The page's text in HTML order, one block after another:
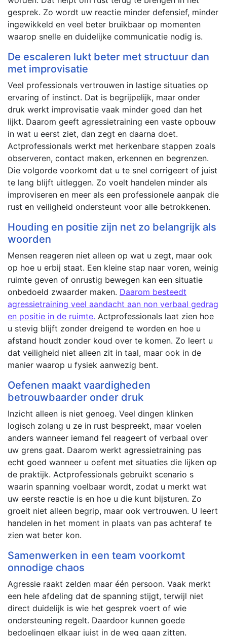
gesprek. Zo wordt uw reactie minder defensief, minder
ingewikkeld en veel beter bruikbaar op momenten
waarop snelle en duidelijke communicatie nodig is.
De escaleren lukt beter met structuur dan
met improvisatie
Veel professionals vertrouwen in lastige situaties op
ervaring of instinct. Dat is begrijpelijk, maar onder
druk werkt improvisatie vaak minder goed dan het
lijkt. Daarom geeft agressietraining een vaste opbouw
in wat u eerst ziet, dan zegt en daarna doet.
Actprofessionals werkt met herkenbare stappen zoals
observeren, contact maken, erkennen en begrenzen.
Die volgorde voorkomt dat u te snel corrigeert of juist
te lang blijft uitleggen. Zo voelt handelen minder als
improviseren en meer als een professionele aanpak die
rust en veiligheid ondersteunt voor alle betrokkenen.
Houding en positie zijn net zo belangrijk als
woorden
Mensen reageren niet alleen op wat u zegt, maar ook
op hoe u erbij staat. Een kleine stap naar voren, weinig
ruimte geven of onrustig bewegen kan een situatie
onbedoeld zwaarder maken. Daarom besteedt
agressietraining veel aandacht aan non verbaal gedrag
en positie in de ruimte. Actprofessionals laat zien hoe
u stevig blijft zonder dreigend te worden en hoe u
afstand houdt zonder koud over te komen. Zo leert u
dat veiligheid niet alleen zit in taal, maar ook in de
manier waarop u fysiek aanwezig bent.
Oefenen maakt vaardigheden
betrouwbaarder onder druk
Inzicht alleen is niet genoeg. Veel dingen klinken
logisch zolang u ze in rust bespreekt, maar voelen
anders wanneer iemand fel reageert of verbaal over
uw grens gaat. Daarom werkt agressietraining pas
echt goed wanneer u oefent met situaties die lijken op
de praktijk. Actprofessionals gebruikt scenario s
waarin spanning voelbaar wordt, zodat u merkt wat
uw eerste reactie is en hoe u die kunt bijsturen. Zo
groeit niet alleen begrip, maar ook vertrouwen. U leert
handelen in het moment in plaats van pas achteraf te
zien wat beter kon.
Samenwerken in een team voorkomt
onnodige chaos
Agressie raakt zelden maar één persoon. Vaak merkt
een hele afdeling dat de spanning stijgt, terwijl niet
direct duidelijk is wie het gesprek voert of wie
ondersteuning regelt. Daardoor kunnen goede
bedoelingen elkaar juist in de weg gaan zitten.